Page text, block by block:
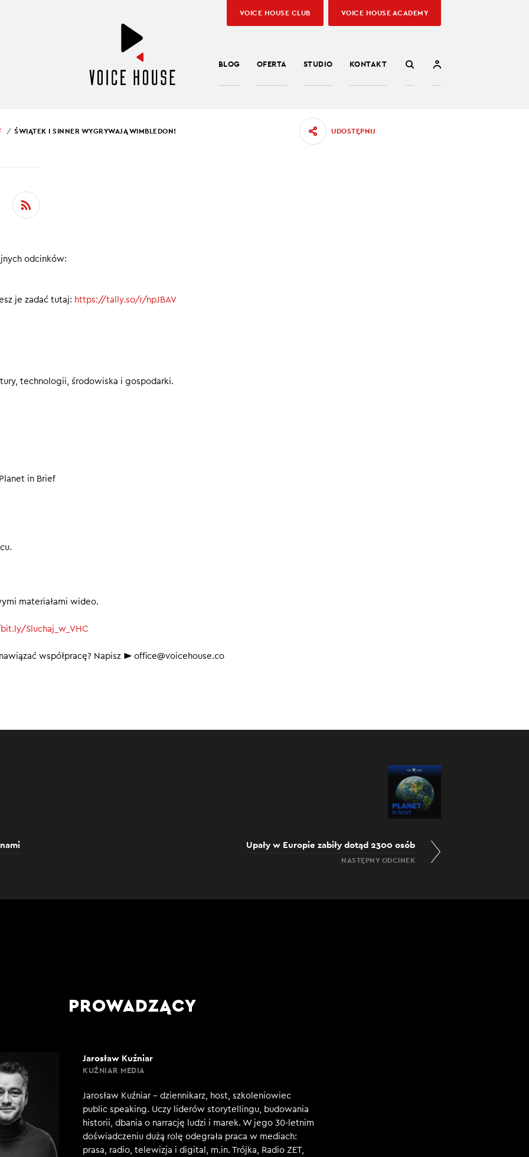
BLOG OFERTA STUDIO KONTAKT
VOICE HOUSE CLUB VOICE HOUSE ACADEMY
I SINNER
WIMBLEDON!
Euro z pierwszym zwycięstwem w historii
ŚWIĄTEK I SINNER WYGRYWAJĄ WIMBLEDON! UDOSTĘPNIJ
odcinków:
je zadać tutaj: https://tally.so/r/npJBAV
technologii, środowiska i gospodarki.
in Brief
materiałami wideo.
Sluchaj_w_VHC
współpracę? Napisz ► office@voicehouse.co
Upały w Europie zabiły dotąd 2300 osób
NASTĘPNY ODCINEK
PROWADZĄCY
Jarosław Kuźniar
KUŹNIAR MEDIA
Jarosław Kuźniar – dziennikarz, host, szkoleniowiec
public speaking. Uczy liderów storytellingu, budowania
historii, dbania o narrację ludzi i marek. W jego 30-letnim
doświadczeniu dużą rolę odegrała praca w mediach:
prasa, radio, telewizja i digital, m.in. Trójka, Radio ZET,